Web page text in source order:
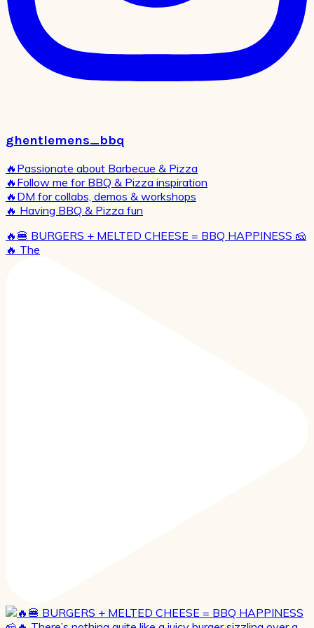
ghentlemens_bbq
🔥Passionate about Barbecue & Pizza
🔥Follow me for BBQ & Pizza inspiration
🔥DM for collabs, demos & workshops
🔥 Having BBQ & Pizza fun
🔥🍔 BURGERS + MELTED CHEESE = BBQ HAPPINESS 🧀
🔥 The